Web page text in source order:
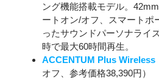
ング機能搭載モデル。
ートオン/オフ、スマートポ
ったサウンドパーソナライ
時で最大60時間再生。
ACCENTUM Plus Wireless
オフ、参考価格38,390円）